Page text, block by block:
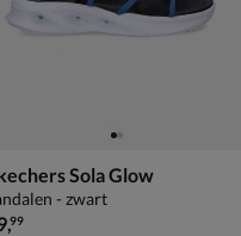
Sola Glow
- zwart
,99